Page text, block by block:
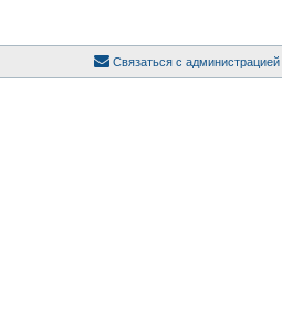
Связаться с администрацией